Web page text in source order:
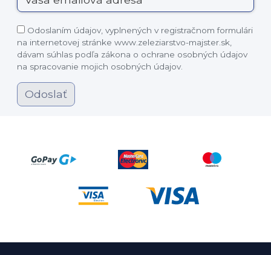
Odoslaním údajov, vyplnených v registračnom formulári
na internetovej stránke www.zeleziarstvo-majster.sk,
dávam súhlas podľa zákona o ochrane osobných údajov
na spracovanie mojich osobných údajov.
Odoslať